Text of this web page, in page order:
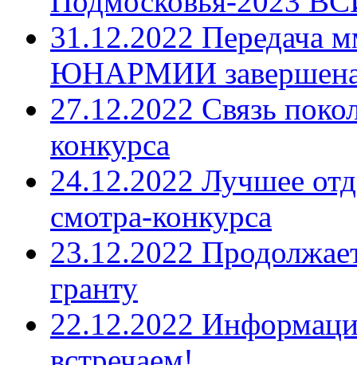
31.12.2022 Передача
ЮНАРМИИ
27.12.2022 Связь
конкурса
24.12.2022 Лучшее
смотра-конкурса
23.12.2022
гранту
22.12.2022